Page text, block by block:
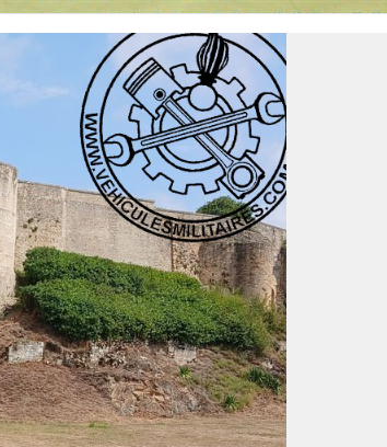
pour vous venir en aide, ou simplement partager vos activités.